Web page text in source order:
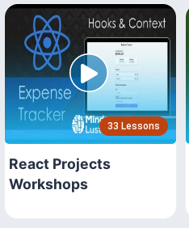
33 Lessons
React Projects
Workshops